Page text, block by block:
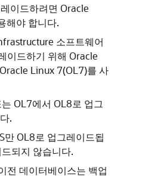
이드하려면 Oracle
해야 합니다.
소프트웨어
이드하기 위해 Oracle
Linux 7(OL7)를 사
OL7에서 OL8로 업그
.
만 OL8로 업그레이드됩
되지 않습니다.
전 데이터베이스는 백업